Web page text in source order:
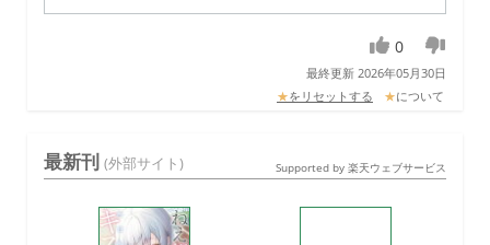
0
最終更新 2026年05月30日
★をリセットする ★について
最新刊 (外部サイト) Supported by 楽天ウェブサービス